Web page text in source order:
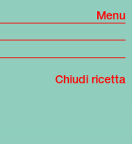
Menu
Chiudi ricetta